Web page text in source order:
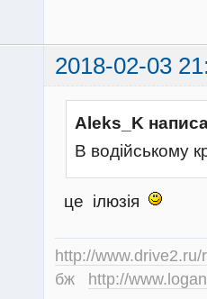
2018-02-03
Aleks_K
В водійському
це ілюзія
http://
бж http://